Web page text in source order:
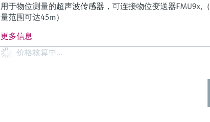
用于物位测量的超声波传感器，可连接物位变送器FMU9x,
量范围可达45m）
更多信息
价格核算中…